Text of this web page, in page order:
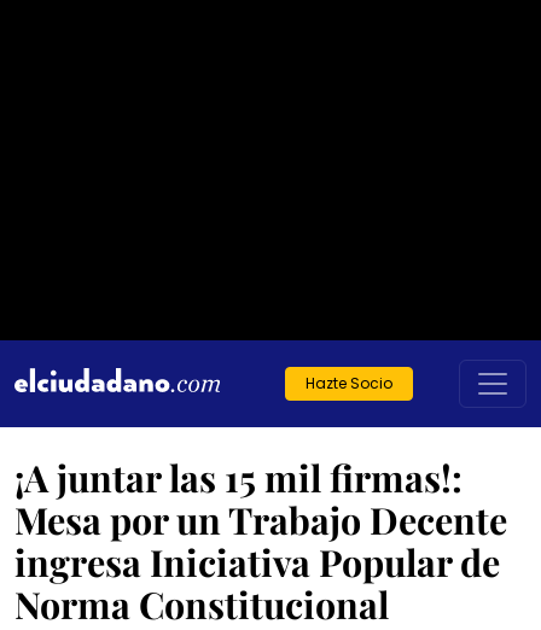
Hazte Socio
¡A juntar las 15 mil firmas!:
Mesa por un Trabajo Decente
ingresa Iniciativa Popular de
Norma Constitucional